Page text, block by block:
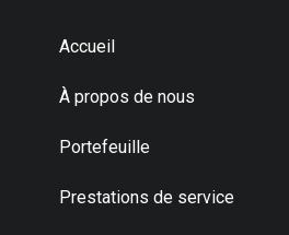
Accueil
À propos de nous
Portefeuille
Prestations de service